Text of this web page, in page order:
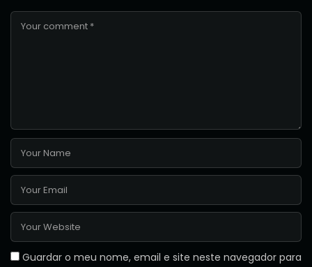
Guardar o meu nome, email e site neste navegador para